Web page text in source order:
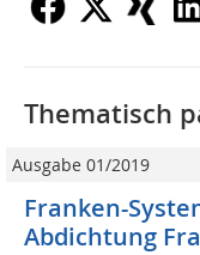
Thematisch
Ausgabe 01/2019
Franken-
Abdichtung